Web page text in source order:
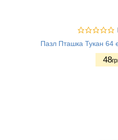
Пазл Пташка Тукан 64
48